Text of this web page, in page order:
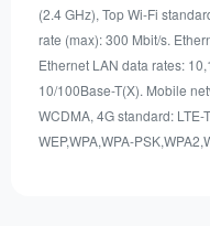
(2.4 GHz), Top Wi-Fi
rate (max): 300 Mbit/s.
Ethernet LAN data rates:
10/100Base-T(X). Mobile
WCDMA, 4G standard:
WEP,WPA,WPA-